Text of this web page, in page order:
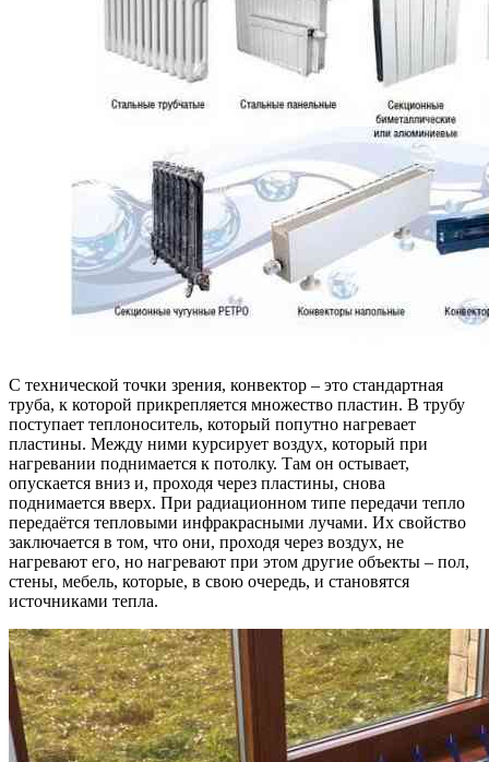
С технической точки зрения, конвектор – это стандартная
труба, к которой прикрепляется множество пластин. В трубу
поступает теплоноситель, который попутно нагревает
пластины. Между ними курсирует воздух, который при
нагревании поднимается к потолку. Там он остывает,
опускается вниз и, проходя через пластины, снова
поднимается вверх. При радиационном типе передачи тепло
передаётся тепловыми инфракрасными лучами. Их свойство
заключается в том, что они, проходя через воздух, не
нагревают его, но нагревают при этом другие объекты – пол,
стены, мебель, которые, в свою очередь, и становятся
источниками тепла.